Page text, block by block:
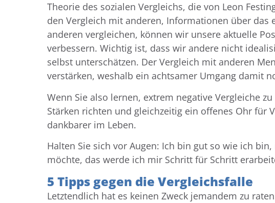
Theorie des sozialen Vergleichs, die von Leon
den Vergleich mit anderen, Informationen über das
anderen vergleichen, können wir unsere aktuelle
verbessern. Wichtig ist, dass wir andere nicht
selbst unterschätzen. Der Vergleich mit anderen
verstärken, weshalb ein achtsamer Umgang damit
Wenn Sie also lernen, extrem negative Vergleiche
Stärken richten und gleichzeitig ein offenes Ohr für
dankbarer im Leben.
Halten Sie sich vor Augen: Ich bin gut so wie ich
möchte, das werde ich mir Schritt für Schritt
5 Tipps gegen die Vergleichsfalle
Letztendlich hat es keinen Zweck jemandem zu